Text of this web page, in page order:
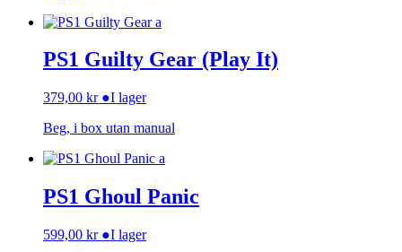
PS1 Guilty Gear (Play It)
379,00 kr ●I lager
Beg, i box utan manual
PS1 Ghoul Panic
599,00 kr ●I lager